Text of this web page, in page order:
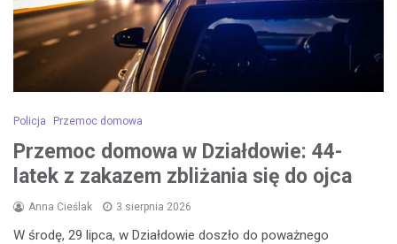
Policja Przemoc domowa
Przemoc domowa w Działdowie: 44-
latek z zakazem zbliżania się do ojca
Anna Cieślak 3 sierpnia 2026
W środę, 29 lipca, w Działdowie doszło do poważnego